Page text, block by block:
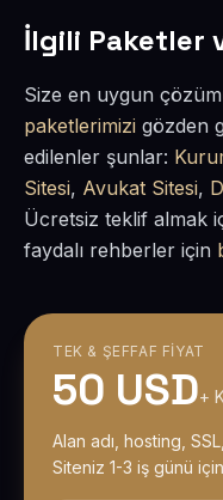
İlgili Paketler
Size en uygun
paketlerimizi gözden
edilenler şunlar:
Sitesi, Avukat Sitesi,
Ücretsiz teklif almak
faydalı rehberler için
TEK & ŞEFFAF FIYAT
50 USD+
Alan adı, hosting,
Siteniz 1-3 iş günü